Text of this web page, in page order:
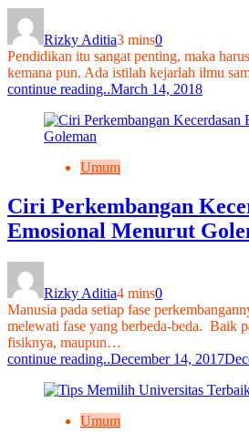
Rizky Aditia3 mins0
Pendidikan itu sangat penting, maka
kemana pun. Ada istilah kejarlah ilmu
continue reading..March 14, 2018
Umum
Ciri Perkembangan
Emosional Menurut
Rizky Aditia4 mins0
Manusia pada setiap fase
melewati fase yang berbeda-beda. Baik
fisiknya, maupun…
continue reading..December 14, 2017
Umum